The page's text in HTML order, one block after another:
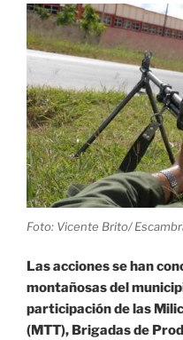
mando
y
las
tropas
en
Ejército
2023
Foto: Vicente Brito/
Las acciones se han
montañosas del
participación de las
(MTT), Brigadas de